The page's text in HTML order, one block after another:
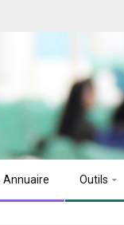
Annuaire Outils